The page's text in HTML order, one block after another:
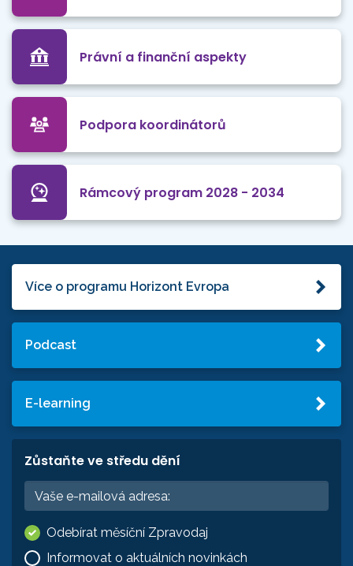
Právní a finanční aspekty
Podpora koordinátorů
Rámcový program 2028 - 2034
Více o programu Horizont Evropa
Podcast
E-learning
Zůstaňte ve středu dění
Odebírat měsíční Zpravodaj
Informovat o aktuálních novinkách